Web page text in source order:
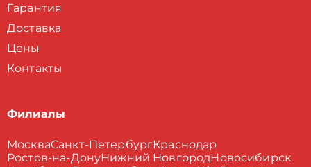
Гарантия
Доставка
Цены
Контакты
Филиалы
МоскваСанкт-ПетербургКраснодар
Ростов-на-ДонуНижний НовгородНовосибирск